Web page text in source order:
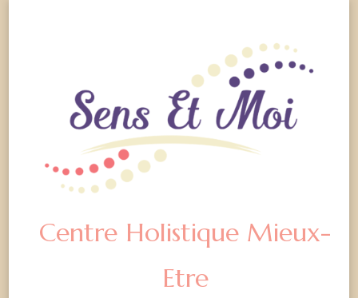
Centre Holistique Mieux-
Etre